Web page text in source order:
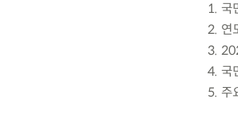
1. 국
2. 연
3.
4. 국
5. 주